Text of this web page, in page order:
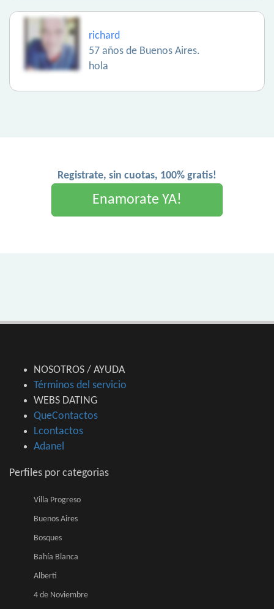
richard
57 años de Buenos Aires.
hola
Registrate, sin cuotas, 100% gratis!
Enamorate YA!
NOSOTROS / AYUDA
Términos del servicio
WEBS DATING
QueContactos
Lcontactos
Adanel
Perfiles por categorias
Villa Progreso
Buenos Aires
Bosques
Bahía Blanca
Alberti
4 de Noviembre